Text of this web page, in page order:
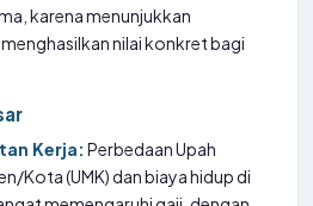
karena menunjukkan
nilai konkret bagi
Kerja: Perbedaan Upah
Kota (UMK) dan biaya hidup di